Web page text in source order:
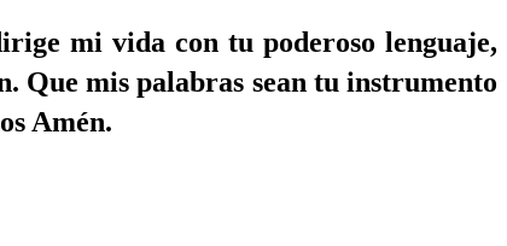
mi vida con tu poderoso lenguaje,
Que mis palabras sean tu instrumento
Amén.